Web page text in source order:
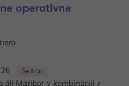
operativne
Še 8 dni
ali Maribor, v kombinaciji z